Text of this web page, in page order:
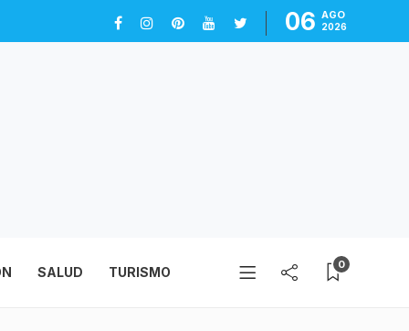
06 AGO
2026
SALUD TURISMO 0